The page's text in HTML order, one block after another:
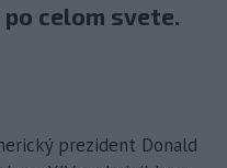
celom svete.
prezident Donald